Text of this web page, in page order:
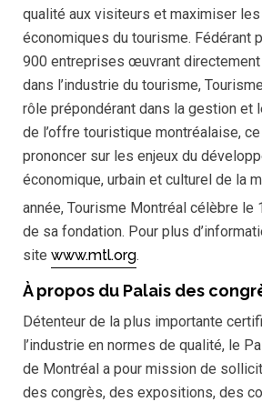
qualité aux visiteurs et maximiser
économiques du tourisme. Fédérant
900 entreprises œuvrant
dans l’industrie du tourisme,
rôle prépondérant dans la gestion et
de l’offre touristique montréalaise, ce
prononcer sur les enjeux du
économique, urbain et culturel de la
année, Tourisme Montréal célèbre le
de sa fondation. Pour plus
site www.mtl.org.
À propos du Palais des
Détenteur de la plus importante
l’industrie en normes de qualité, le
de Montréal a pour mission de
des congrès, des expositions, des